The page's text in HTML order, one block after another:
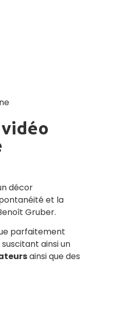
décor
et la
Gruber.
parfaitement
ainsi un
ainsi que des